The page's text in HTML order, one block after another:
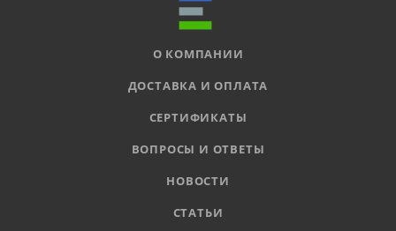
О КОМПАНИИ
ДОСТАВКА И ОПЛАТА
СЕРТИФИКАТЫ
ВОПРОСЫ И ОТВЕТЫ
НОВОСТИ
СТАТЬИ